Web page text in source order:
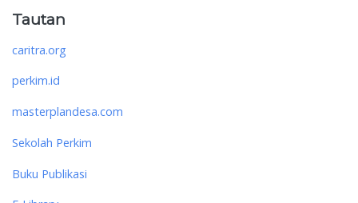
Tautan
caritra.org
perkim.id
masterplandesa.com
Sekolah Perkim
Buku Publikasi